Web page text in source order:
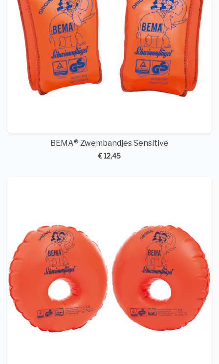
BEMA® Zwembandjes Sensitive
€ 12,45